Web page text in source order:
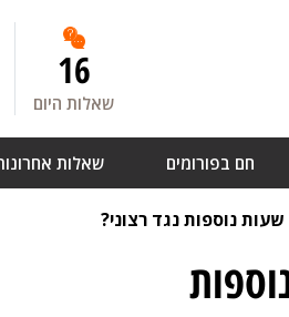
16
שאלות היום
חם בפורומים שאלות
נוספות נגד רצוני?